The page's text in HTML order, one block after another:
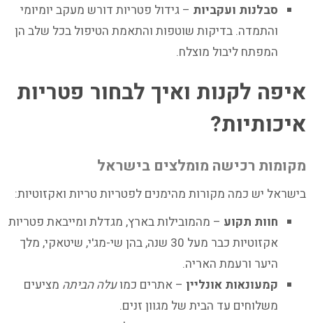
סבלנות ועקביות – גידול פטריות דורש מעקב יומיומי
והתמדה. בדיקות שוטפות והתאמת הטיפול בכל שלב הן
המפתח ליבול מוצלח.
איפה לקנות ואיך לבחור פטריות
איכותיות?
מקומות רכישה מומלצים בישראל
בישראל יש כמה מקורות מהימנים לפטריות טריות ואקזוטיות:
חוות תקוע – מהמובילות בארץ, מגדלת ומייבאת פטריות
אקזוטיות כבר מעל 30 שנה, בהן שי-מג'י, שיטאקי, מלך
היער ורעמת האריה.
קמעונאות אונליין – אתרים כמועלה הביתה מציעים
משלוחים עד הבית של מגוון זנים.